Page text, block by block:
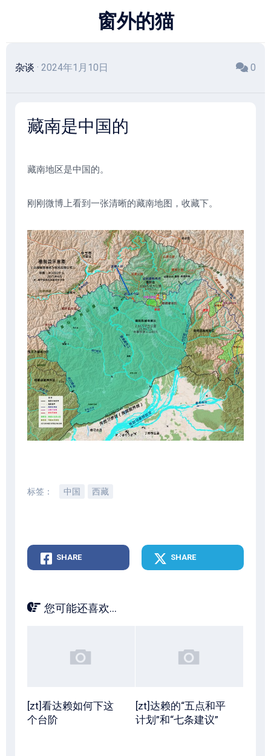
窗外的猫
杂谈 · 2024年1月10日 0
藏南是中国的
藏南地区是中国的。
刚刚微博上看到一张清晰的藏南地图，收藏下。
标签： 中国 西藏
SHARE SHARE
您可能还喜欢...
[zt]看达赖如何下这
个台阶
[zt]达赖的“五点和平
计划”和“七条建议”